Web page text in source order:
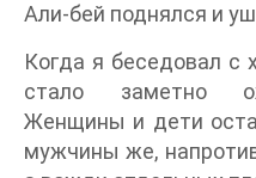
Али-бей поднялся и
Когда я беседовал с
стало заметно
Женщины и дети
мужчины же,